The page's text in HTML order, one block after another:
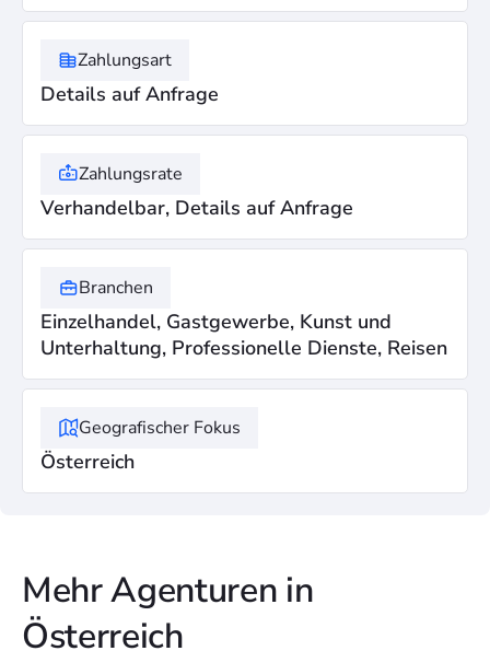
Zahlungsart
Details auf Anfrage
Zahlungsrate
Verhandelbar, Details auf Anfrage
Branchen
Einzelhandel, Gastgewerbe, Kunst und
Unterhaltung, Professionelle Dienste, Reisen
Geografischer Fokus
Österreich
Mehr Agenturen in
Österreich